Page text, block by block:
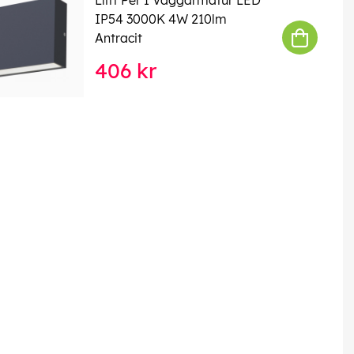
IP54 3000K 4W 210lm
Antracit
406 kr